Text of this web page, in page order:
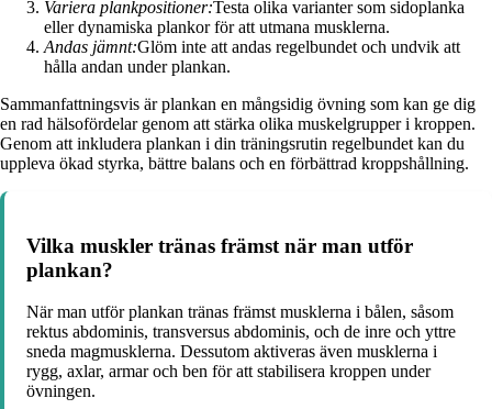
Variera plankpositioner:Testa olika varianter som sidoplanka
eller dynamiska plankor för att utmana musklerna.
Andas jämnt:Glöm inte att andas regelbundet och undvik att
hålla andan under plankan.
Sammanfattningsvis är plankan en mångsidig övning som kan ge dig
en rad hälsofördelar genom att stärka olika muskelgrupper i kroppen.
Genom att inkludera plankan i din träningsrutin regelbundet kan du
uppleva ökad styrka, bättre balans och en förbättrad kroppshållning.
Vilka muskler tränas främst när man utför
plankan?
När man utför plankan tränas främst musklerna i bålen, såsom
rektus abdominis, transversus abdominis, och de inre och yttre
sneda magmusklerna. Dessutom aktiveras även musklerna i
rygg, axlar, armar och ben för att stabilisera kroppen under
övningen.